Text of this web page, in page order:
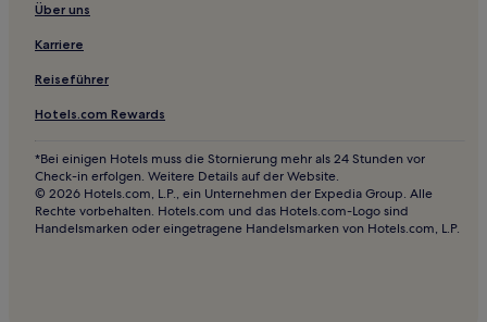
Luxus in Zhuhai
Familien in Zhuhai
Hotels mit Parkplatz in Luogang
Hotels mit Parkplatz in Shenzhen
Über uns
Karriere
Reiseführer
Hotels.com Rewards
*Bei einigen Hotels muss die Stornierung mehr als 24 Stunden vor
Check-in erfolgen. Weitere Details auf der Website.
© 2026 Hotels.com, L.P., ein Unternehmen der Expedia Group. Alle
Rechte vorbehalten. Hotels.com und das Hotels.com-Logo sind
Handelsmarken oder eingetragene Handelsmarken von Hotels.com, L.P.